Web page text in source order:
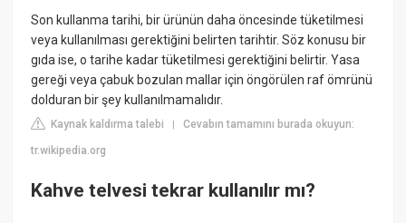
Son kullanma tarihi, bir ürünün daha öncesinde tüketilmesi
veya kullanılması gerektiğini belirten tarihtir. Söz konusu bir
gıda ise, o tarihe kadar tüketilmesi gerektiğini belirtir. Yasa
gereği veya çabuk bozulan mallar için öngörülen raf ömrünü
dolduran bir şey kullanılmamalıdır.
Kaynak kaldırma talebi |Cevabın tamamını burada okuyun:
tr.wikipedia.org
Kahve telvesi tekrar kullanılır mı?